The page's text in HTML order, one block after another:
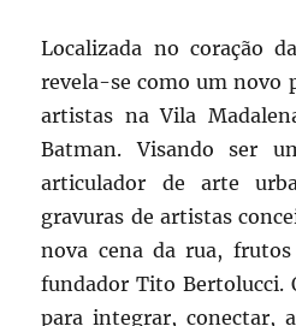
Localizada no coração
revela-se como um novo
artistas na Vila
Batman. Visando ser
articulador de arte
gravuras de artistas
nova cena da rua,
fundador Tito Bertolucci.
para integrar, conectar,